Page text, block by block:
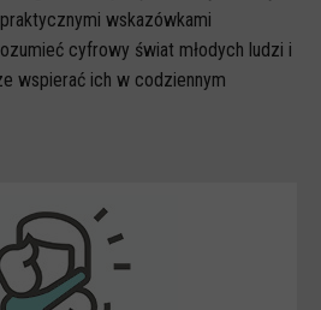
wskazówkami
cyfrowy świat młodych ludzi i
wspierać ich w codziennym
2022